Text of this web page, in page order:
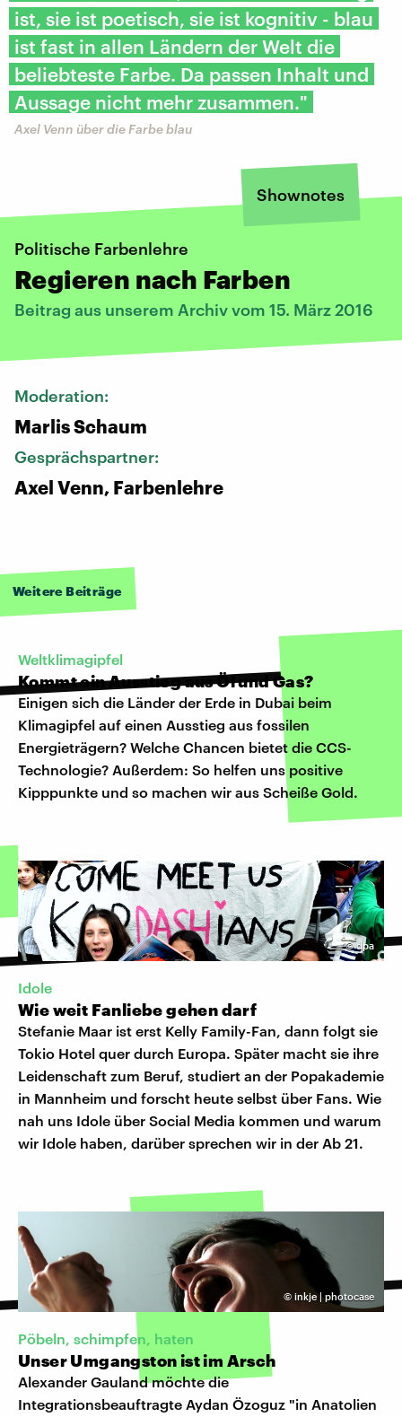
ist, sie ist poetisch, sie ist kognitiv - blau
ist fast in allen Ländern der Welt die
beliebteste Farbe. Da passen Inhalt und
Aussage nicht mehr zusammen."
Axel Venn über die Farbe blau
Shownotes
Politische Farbenlehre
Regieren nach Farben
Beitrag aus unserem Archiv vom 15. März 2016
Moderation:
Marlis Schaum
Gesprächspartner:
Axel Venn, Farbenlehre
Weitere Beiträge
Weltklimagipfel
Kommt ein Ausstieg aus Öl und Gas?
Einigen sich die Länder der Erde in Dubai beim
Klimagipfel auf einen Ausstieg aus fossilen
Energieträgern? Welche Chancen bietet die CCS-
Technologie? Außerdem: So helfen uns positive
Kipppunkte und so machen wir aus Scheiße Gold.
©dpa
Idole
Wie weit Fanliebe gehen darf
Stefanie Maar ist erst Kelly Family-Fan, dann folgt sie
Tokio Hotel quer durch Europa. Später macht sie ihre
Leidenschaft zum Beruf, studiert an der Popakademie
in Mannheim und forscht heute selbst über Fans. Wie
nah uns Idole über Social Media kommen und warum
wir Idole haben, darüber sprechen wir in der Ab 21.
© inkje | photocase
Pöbeln, schimpfen, haten
Unser Umgangston ist im Arsch
Alexander Gauland möchte die
Integrationsbeauftragte Aydan Özoguz "in Anatolien